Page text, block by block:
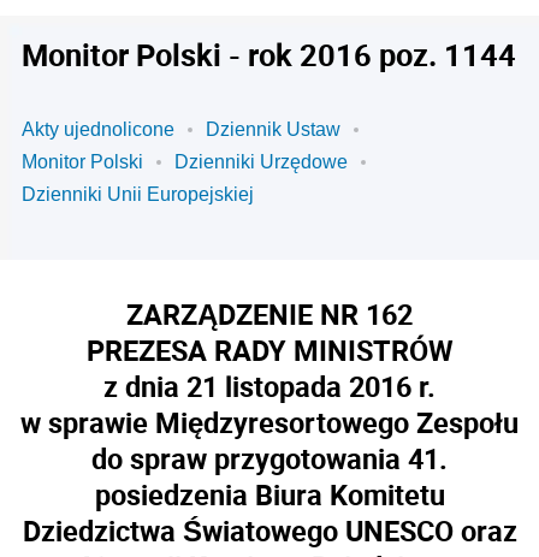
Monitor Polski - rok 2016 poz. 1144
Akty ujednolicone
Dziennik Ustaw
Monitor Polski
Dzienniki Urzędowe
Dzienniki Unii Europejskiej
ZARZĄDZENIE NR 162
PREZESA RADY MINISTRÓW
z dnia 21 listopada 2016 r.
w sprawie Międzyresortowego Zespołu
do spraw przygotowania 41.
posiedzenia Biura Komitetu
Dziedzictwa Światowego UNESCO oraz